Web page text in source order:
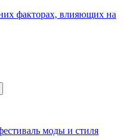
факторах, влияющих на
моды и стиля